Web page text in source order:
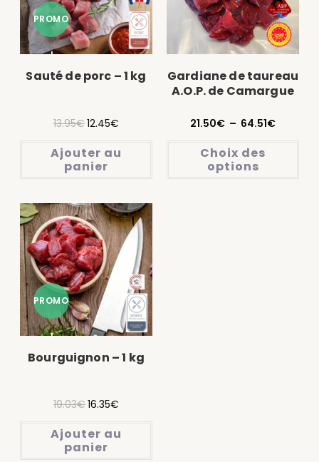
PROMO
!
Sauté de porc – 1 kg
13.95€12.45€
Ajouter au
panier
Gardiane de taureau
A.O.P. de Camargue
21.50€ – 64.51€
Choix des
options
PROMO
!
Bourguignon – 1 kg
19.03€16.35€
Ajouter au
panier